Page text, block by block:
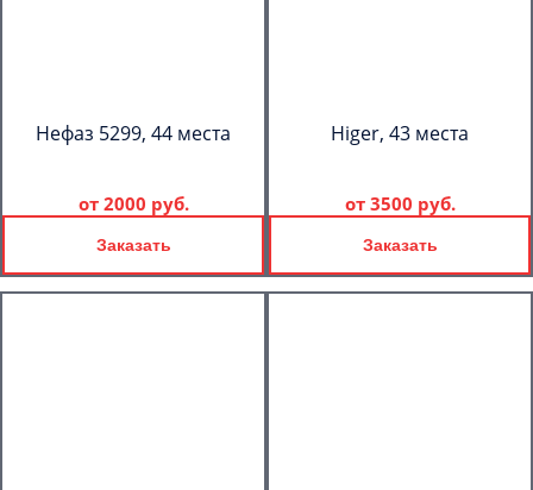
Нефаз 5299, 44 места
от 2000 руб.
Заказать
Higer, 43 места
от 3500 руб.
Заказать